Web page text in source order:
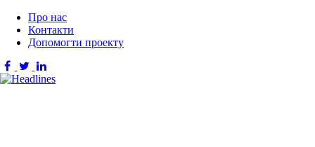
Про нас
Контакти
Допомогти проекту